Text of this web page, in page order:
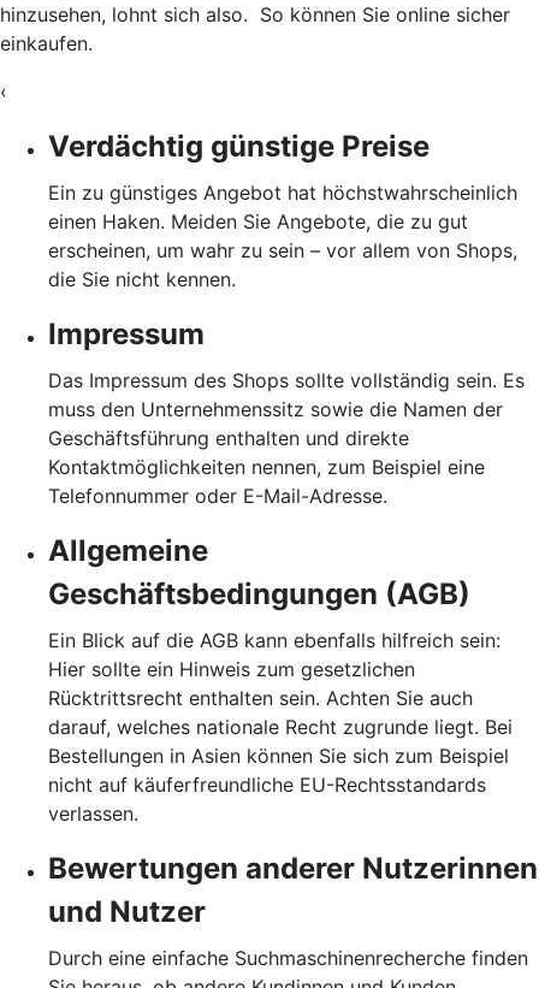
hinzusehen, lohnt sich also. So können Sie online sicher
einkaufen.
‹
Verdächtig günstige Preise
Ein zu günstiges Angebot hat höchstwahrscheinlich
einen Haken. Meiden Sie Angebote, die zu gut
erscheinen, um wahr zu sein – vor allem von Shops,
die Sie nicht kennen.
Impressum
Das Impressum des Shops sollte vollständig sein. Es
muss den Unternehmenssitz sowie die Namen der
Geschäftsführung enthalten und direkte
Kontaktmöglichkeiten nennen, zum Beispiel eine
Telefonnummer oder E-Mail-Adresse.
Allgemeine
Geschäftsbedingungen (AGB)
Ein Blick auf die AGB kann ebenfalls hilfreich sein:
Hier sollte ein Hinweis zum gesetzlichen
Rücktrittsrecht enthalten sein. Achten Sie auch
darauf, welches nationale Recht zugrunde liegt. Bei
Bestellungen in Asien können Sie sich zum Beispiel
nicht auf käuferfreundliche EU-Rechtsstandards
verlassen.
Bewertungen anderer Nutzerinnen
und Nutzer
Durch eine einfache Suchmaschinenrecherche finden